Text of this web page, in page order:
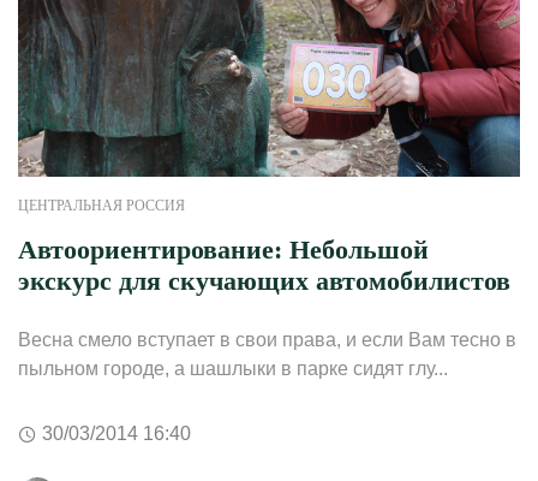
ЦЕНТРАЛЬНАЯ РОССИЯ
Автоориентирование: Небольшой
экскурс для скучающих автомобилистов
Весна смело вступает в свои права, и если Вам тесно в
пыльном городе, а шашлыки в парке сидят глу...
30/03/2014 16:40